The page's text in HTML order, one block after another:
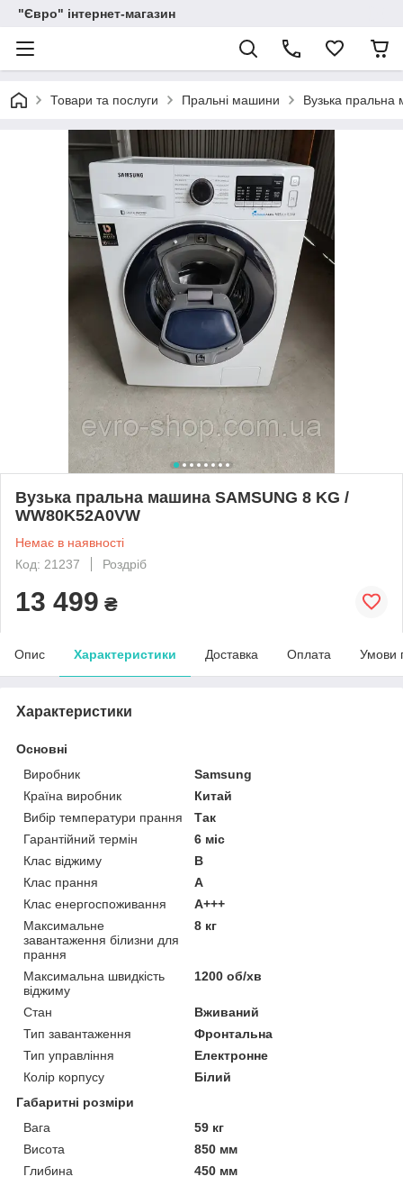
"Євро" інтернет-магазин
Товари та послуги Пральні машини Вузька
Вузька пральна машина SAMSUNG 8 KG /
WW80K52A0VW
Немає в наявності
Код: 21237
Роздріб
13 499 ₴
Опис Характеристики Доставка Оплата Умови
Характеристики
Основні
Виробник
Samsung
Країна виробник
Китай
Вибір температури прання
Так
Гарантійний термін
6 міс
Клас віджиму
B
Клас прання
A
Клас енергоспоживання
A+++
Максимальне
завантаження білизни для
прання
8 кг
Максимальна швидкість
віджиму
1200 об/хв
Стан
Вживаний
Тип завантаження
Фронтальна
Тип управління
Електронне
Колір корпусу
Білий
Габаритні розміри
Вага
59 кг
Висота
850 мм
Глибина
450 мм